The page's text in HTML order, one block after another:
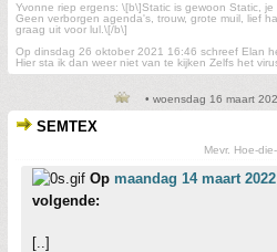
Yvonne riep ergens: \[b\]Static is gewoon Static, je
Geen verborgen agenda's, trouw, grote muil, lief
graag uit voor lul.\[/b\]
Op dinsdag 26 oktober 2021 16:46 schreef Elan
Hier sta ik dan weer niet van te kijken Zelfs het
• woensdag 16 maart
SEMTEX
Mevr. Hoe-
Op maandag 14 maart
volgende:
[..]